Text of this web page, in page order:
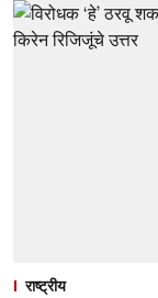
राष्ट्रीय